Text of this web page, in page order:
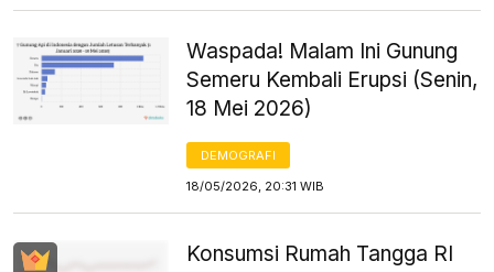
Waspada! Malam Ini Gunung
Semeru Kembali Erupsi (Senin,
18 Mei 2026)
DEMOGRAFI
18/05/2026, 20:31 WIB
Konsumsi Rumah Tangga RI